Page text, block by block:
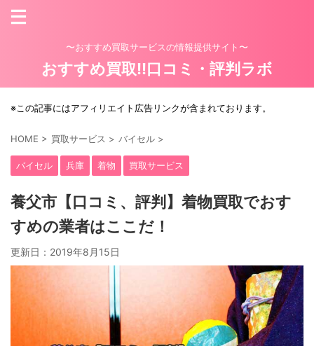
〜おすすめ買取サービスの情報提供サイト〜
おすすめ買取!!口コミ・評判ラボ
※この記事にはアフィリエイト広告リンクが含まれております。
HOME > 買取サービス > バイセル >
バイセル 兵庫 着物 買取サービス
養父市【口コミ、評判】着物買取でおす
すめの業者はここだ！
更新日： 2019年8月15日